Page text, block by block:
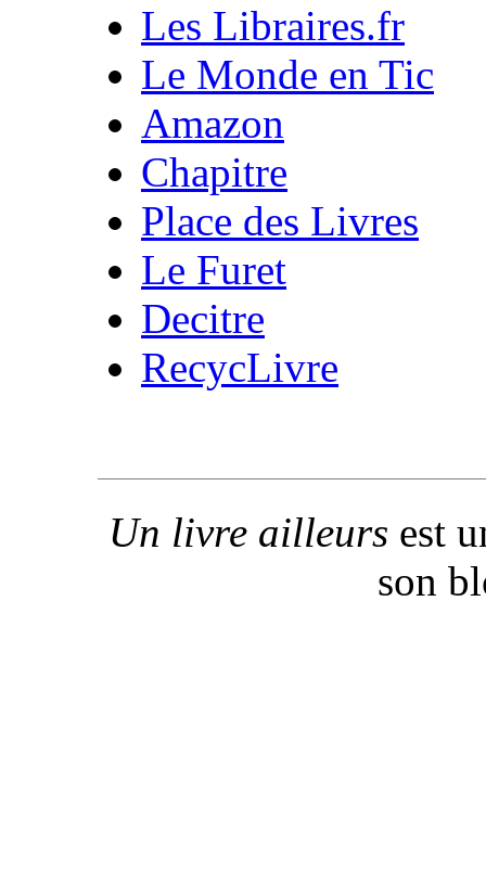
Les Libraires.fr
Le Monde en Tic
Amazon
Chapitre
Place des Livres
Le Furet
Decitre
RecycLivre
Un livre ailleurs est
son